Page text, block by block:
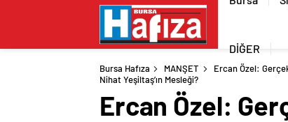
DİĞER
Bursa Hafıza MANŞET
Ercan Özel:
Nihat Yeşiltaş’ın Mesleği?
Ercan Özel: